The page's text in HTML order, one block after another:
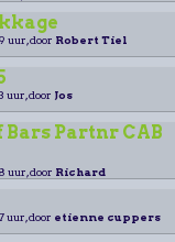
uur, door Robert Tiel
uur, door Jos
Bars Partnr CAB
uur, door Richard
uur, door etienne cuppers